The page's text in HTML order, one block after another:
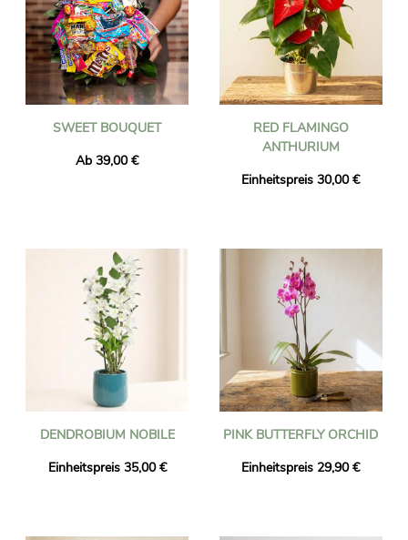
SWEET BOUQUET
Ab 39,00 €
RED FLAMINGO
ANTHURIUM
Einheitspreis 30,00 €
DENDROBIUM NOBILE
Einheitspreis 35,00 €
PINK BUTTERFLY ORCHID
Einheitspreis 29,90 €